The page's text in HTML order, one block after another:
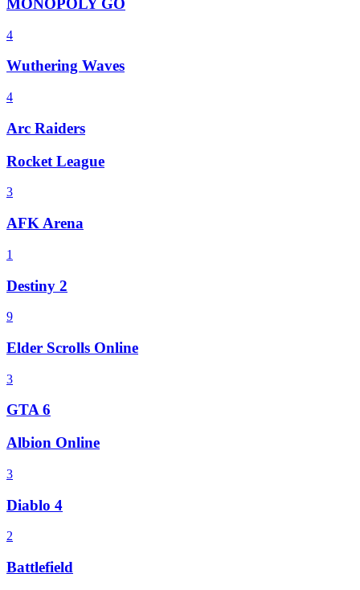
MONOPOLY GO
4
Wuthering Waves
4
Arc Raiders
Rocket League
3
AFK Arena
1
Destiny 2
9
Elder Scrolls Online
3
GTA 6
Albion Online
3
Diablo 4
2
Battlefield